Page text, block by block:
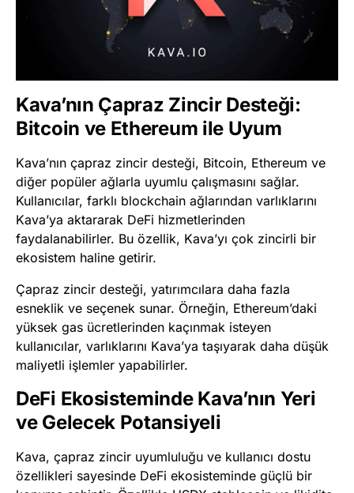
Kava’nın Çapraz Zincir Desteği:
Bitcoin ve Ethereum ile Uyum
Kava’nın çapraz zincir desteği, Bitcoin, Ethereum ve
diğer popüler ağlarla uyumlu çalışmasını sağlar.
Kullanıcılar, farklı blockchain ağlarından varlıklarını
Kava’ya aktararak DeFi hizmetlerinden
faydalanabilirler. Bu özellik, Kava’yı çok zincirli bir
ekosistem haline getirir.
Çapraz zincir desteği, yatırımcılara daha fazla
esneklik ve seçenek sunar. Örneğin, Ethereum’daki
yüksek gas ücretlerinden kaçınmak isteyen
kullanıcılar, varlıklarını Kava’ya taşıyarak daha düşük
maliyetli işlemler yapabilirler.
DeFi Ekosisteminde Kava’nın Yeri
ve Gelecek Potansiyeli
Kava, çapraz zincir uyumluluğu ve kullanıcı dostu
özellikleri sayesinde DeFi ekosisteminde güçlü bir